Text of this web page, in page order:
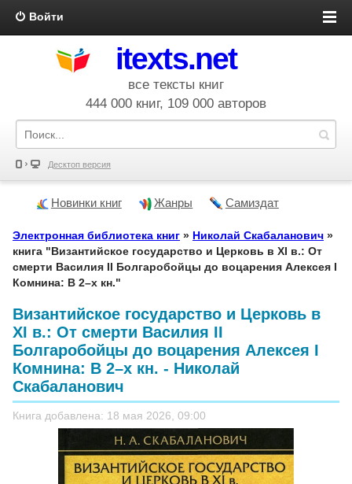
Войти
itexts.net
все тексты книг
444 000 книг, 109 000 авторов
Десктоп версия
Новинки книг Жанры Самиздат
Электронная библиотека книг » Николай Скабаланович »
книга "Византийское государство и Церковь в XI в.: От
смерти Василия II Болгаробойцы до воцарения Алексея I
Комнина: В 2–х кн."
Византийское государство и Церковь в
XI в.: От смерти Василия II
Болгаробойцы до воцарения Алексея I
Комнина: В 2–х кн. - Николай
Скабаланович
Книга добавлена: 18 мая 2026, 09:00